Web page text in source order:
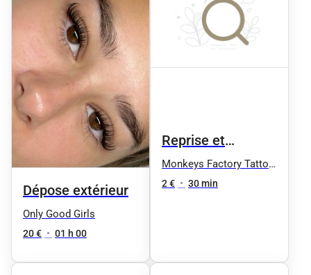
Dépose extérieur
Only Good Girls
20 € • 01 h 00
Reprise et
transformation de
tatouage
Monkeys Factory Tattoo
& Art
2 € • 30 min